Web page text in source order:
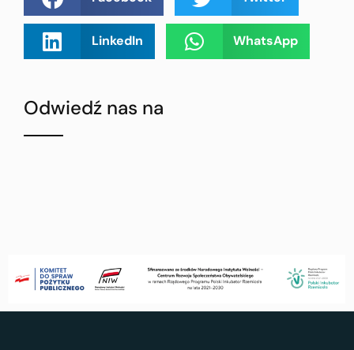
LinkedIn WhatsApp
Odwiedź nas na